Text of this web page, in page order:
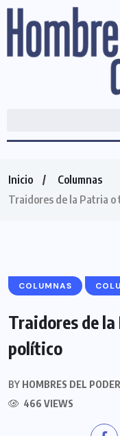
Inicio
Columnas
Traidores de la Patria
COLUMNAS
Traidores de
político
BY HOMBRES DEL PODER
466 VIEWS